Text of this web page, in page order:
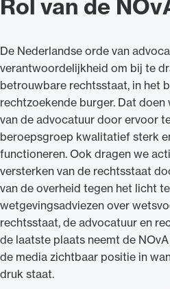
Rol van de
De Nederlandse orde van
verantwoordelijkheid om bij te
betrouwbare rechtsstaat, in het
rechtzoekende burger. Dat
van de advocatuur door ervoor
beroepsgroep kwalitatief sterk
functioneren. Ook dragen we
versterken van de rechtsstaat
van de overheid tegen het licht
wetgevingsadviezen over
rechtsstaat, de advocatuur en
de laatste plaats neemt de
de media zichtbaar positie in
druk staat.